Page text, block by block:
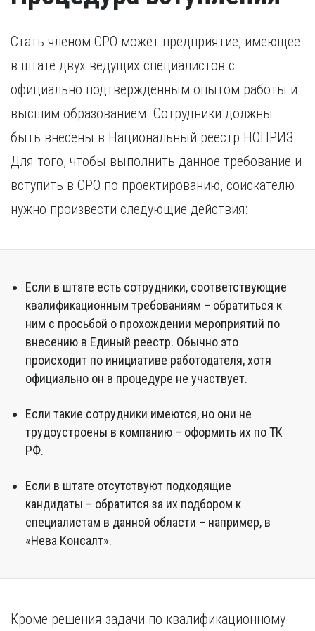
России, требуется копия свидетельства о признании
Стать членом СРО может предприятие, имеющее
в штате двух ведущих специалистов с
официально подтвержденным опытом работы и
высшим образованием. Сотрудники должны
быть внесены в Национальный реестр НОПРИЗ.
Для того, чтобы выполнить данное требование и
вступить в СРО по проектированию, соискателю
нужно произвести следующие действия:
Если в штате есть сотрудники, соответствующие
квалификационным требованиям – обратиться к
ним с просьбой о прохождении мероприятий по
внесению в Единый реестр. Обычно это
происходит по инициативе работодателя, хотя
официально он в процедуре не участвует.
Если такие сотрудники имеются, но они не
трудоустроены в компанию – оформить их по ТК
РФ.
Если в штате отсутствуют подходящие
кандидаты – обратится за их подбором к
специалистам в данной области – например, в
«Нева Консалт».
Кроме решения задачи по квалификационному